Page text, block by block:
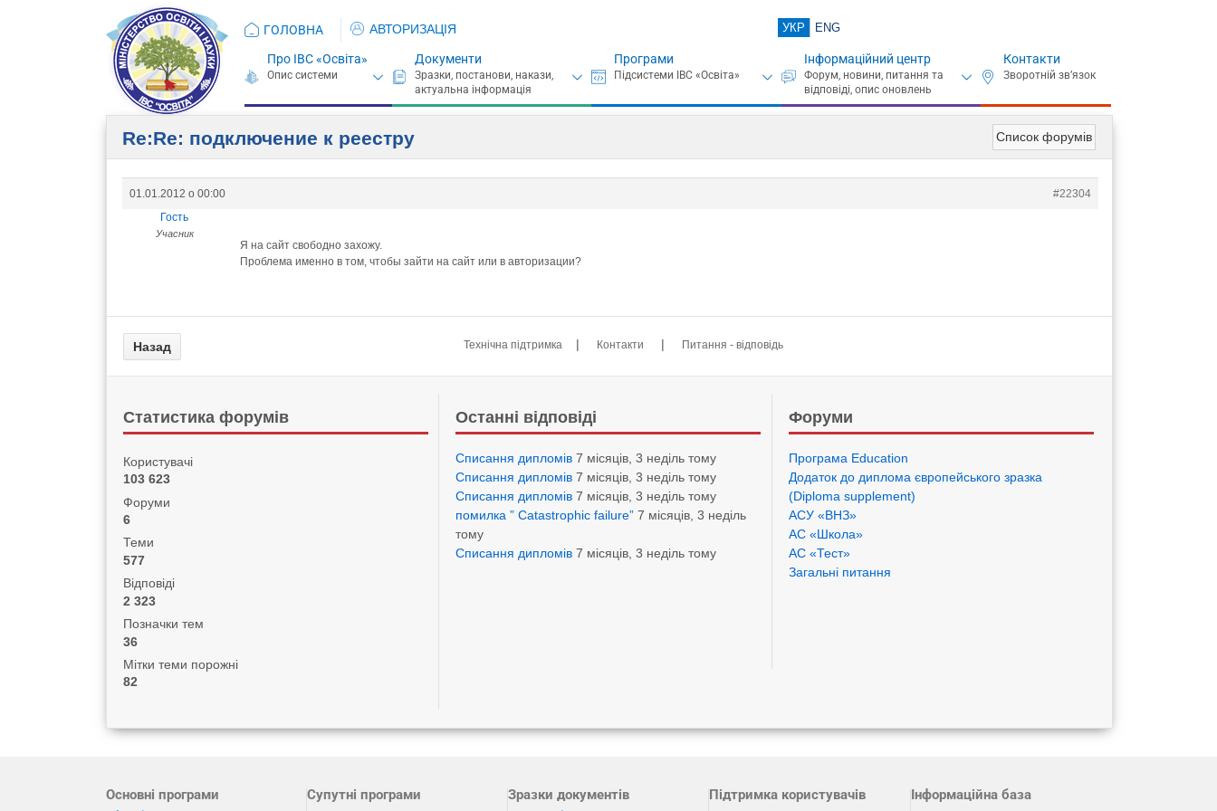
ГОЛОВНА АВТОРИЗАЦІЯ УКР ENG
Про ІВС «Освіта» Документи Програми Інформаційний центр Контакти
Список форумів
Re:Re: подключение к реестру
01.01.2012 о 00:00
#22304
Гость
Учасник
Я на сайт свободно захожу.
Проблема именно в том, чтобы зайти на сайт или в авторизации?
Технічна підтримка | Контакти | Питання - відповідь
Статистика форумів
Користувачі
103 623
Форуми
6
Теми
577
Відповіді
2 323
Позначки тем
36
Мітки теми порожні
82
Останні відповіді
Списання дипломів 7 місяців, 3 неділь тому
Списання дипломів 7 місяців, 3 неділь тому
Списання дипломів 7 місяців, 3 неділь тому
помилка ” Catastrophic failure” 7 місяців, 3 неділь
тому
Списання дипломів 7 місяців, 3 неділь тому
Форуми
Програма Eduсation
Додаток до диплома європейського зразка
(Diploma supplement)
АСУ «ВНЗ»
АС «Школа»
АС «Тест»
Загальні питання
Основні програми Супутні програми Зразки документів Підтримка користувачів Інформаційна база